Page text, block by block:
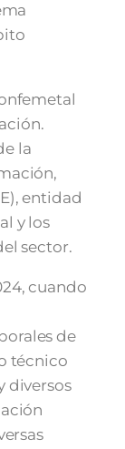
la
entidad
y los
sector.
cuando
de
técnico
diversos